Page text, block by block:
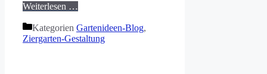
Weiterlesen …
Kategorien Gartenideen-Blog,
Ziergarten-Gestaltung